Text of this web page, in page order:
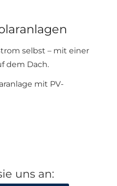
selbst – mit einer
dem Dach.
mit PV-
uns an: